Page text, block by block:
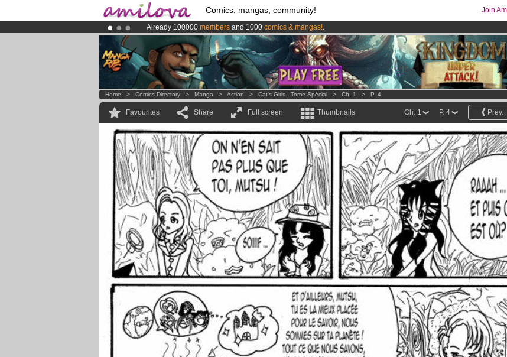
Comics, mangas, community! Join
Already 100000 members and 1000 comics & mangas!.
AmilovaKickstarter is now LIVE!.
Premium membership from3.95 euros per month !Get membership now
Home > Comics Directory > Manga > Action > Cat's Girls - Tome Spécial > Ch. 1 > P. 4
Favourites Share Full screen Thumbnails Prev.
P. 4
Ch. 1